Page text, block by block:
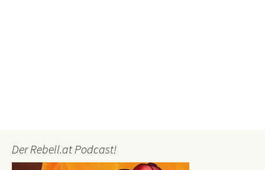
Der Rebell.at Podcast!